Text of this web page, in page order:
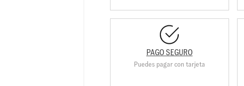
PAGO SEGURO
Puedes pagar con tarjeta